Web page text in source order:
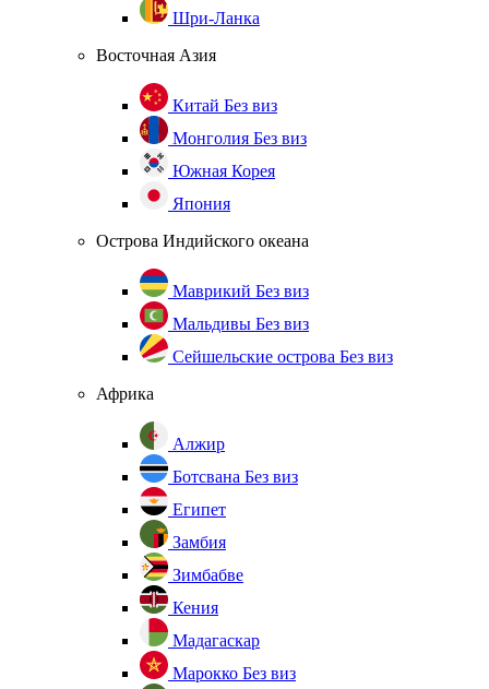
Шри-Ланка
Восточная Азия
Китай Без виз
Монголия Без виз
Южная Корея
Япония
Острова Индийского океана
Маврикий Без виз
Мальдивы Без виз
Сейшельские острова Без виз
Африка
Алжир
Ботсвана Без виз
Египет
Замбия
Зимбабве
Кения
Мадагаскар
Марокко Без виз